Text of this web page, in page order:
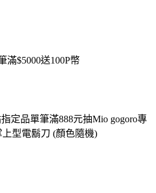
滿$5000送100P幣
指定品單筆滿888元抽Mio gogoro專
型電鬍刀 (顏色隨機)